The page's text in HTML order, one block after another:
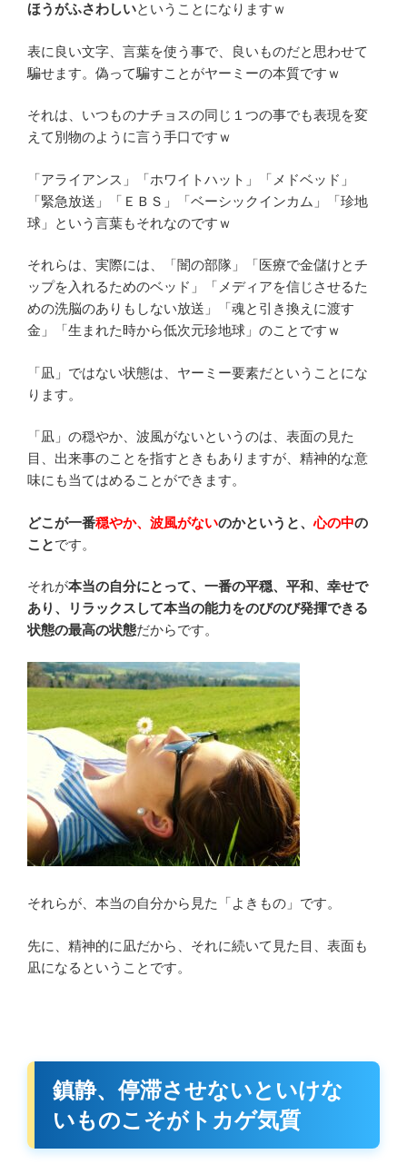
ほうがふさわしいということになりますｗ
表に良い文字、言葉を使う事で、良いものだと思わせて
騙せます。偽って騙すことがヤーミーの本質ですｗ
それは、いつものナチョスの同じ１つの事でも表現を変
えて別物のように言う手口ですｗ
「アライアンス」「ホワイトハット」「メドベッド」
「緊急放送」「ＥＢＳ」「ベーシックインカム」「珍地
球」という言葉もそれなのですｗ
それらは、実際には、「闇の部隊」「医療で金儲けとチ
ップを入れるためのベッド」「メディアを信じさせるた
めの洗脳のありもしない放送」「魂と引き換えに渡す
金」「生まれた時から低次元珍地球」のことですｗ
「凪」ではない状態は、ヤーミー要素だということにな
ります。
「凪」の穏やか、波風がないというのは、表面の見た
目、出来事のことを指すときもありますが、精神的な意
味にも当てはめることができます。
どこが一番穏やか、波風がないのかというと、心の中の
ことです。
それが本当の自分にとって、一番の平穏、平和、幸せで
あり、リラックスして本当の能力をのびのび発揮できる
状態の最高の状態だからです。
それらが、本当の自分から見た「よきもの」です。
先に、精神的に凪だから、それに続いて見た目、表面も
凪になるということです。
鎮静、停滞させないといけな
いものこそがトカゲ気質